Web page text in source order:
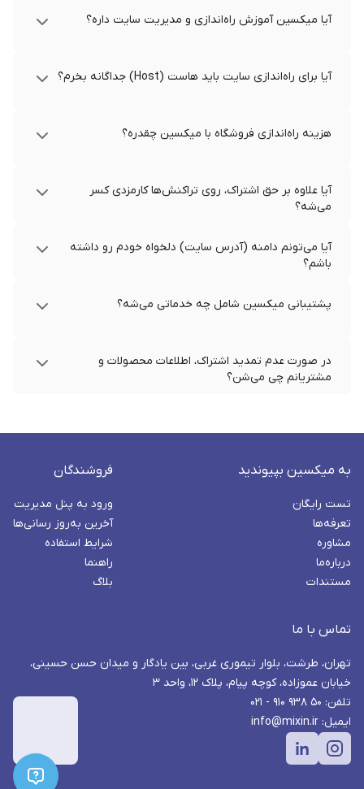
آیا میکسین آموزش راه‌اندازی و مدیریت سایت داره؟
آیا برای راه‌اندازی سایت باید هاست (Host) جداگانه بخرم؟
هزینه راه‌اندازی فروشگاه با میکسین چقدره؟
آیا علاوه بر حق اشتراک، روی تراکنش‌ها کارمزدی کسر
می‌شه؟
آیا می‌تونم دامنه (آدرس سایت) دلخواه خودم رو داشته
باشم؟
پشتیبانی میکسین شامل چه خدماتی می‌شه؟
در صورت عدم تمدید اشتراک، اطلاعات محصولات و
مشتریانم چی می‌شن؟
به میکسین بپیوندید
تست رایگان
تعرفه‌ها
مشاوره
درباره‌ما
مستندات
فروشندگان
ورود به پنل مدیریت
آخرین به‌روز رسانی‌ها
شرایط استفاده
راهنما
بلاگ
تماس با ما
تهران، طرشت، بلوار تیموری غربی، بین یادگار و میدان حسن حسینی،
خیابان عموزاده، کوچه پیام، پلاک ۱۲، واحد ۳
تلفن: ۵۰ ۹۳۸ ۹۱۰ - ۰۲۱
ایمیل: info@mixin.ir